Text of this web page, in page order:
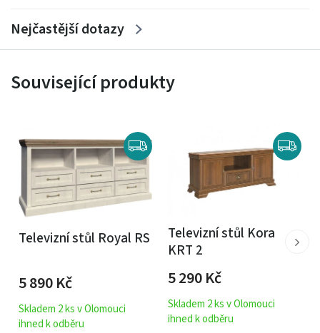
Nejčastější dotazy
Související produkty
Televizní stůl Royal RS
5 890Kč
Skladem 2 ks v Olomouci
ihned k odběru
Televizní stůl Kora
KRT 2
5 290Kč
Skladem 2 ks v Olomouci
ihned k odběru